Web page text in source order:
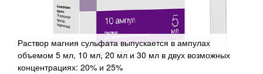
Раствор магния сульфата выпускается в ампулах
объемом 5 мл, 10 мл, 20 мл и 30 мл в двух возможных
концентрациях: 20% и 25%